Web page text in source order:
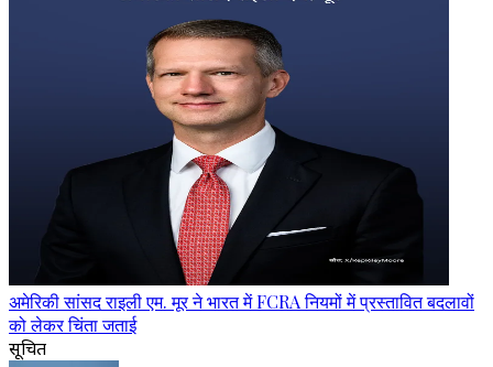
अमेरिकी सांसद राइली एम. मूर ने भारत में FCRA नियमों में प्रस्तावित बदलावों
को लेकर चिंता जताई
सूचित